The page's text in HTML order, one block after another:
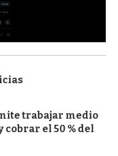
trabajar medio
el 50 % del